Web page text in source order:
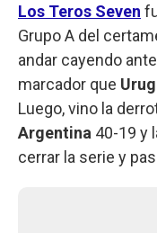
Los Teros Seven
Grupo A del
andar cayendo ante
marcador que
Luego, vino la
Argentina 40-19 y
cerrar la serie y